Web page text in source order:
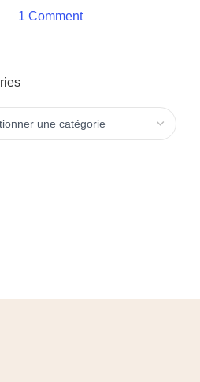
1 Comment